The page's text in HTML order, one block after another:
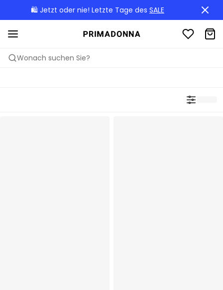
🛍️ Jetzt oder nie! Letzte Tage des SALE
Wonach suchen Sie?